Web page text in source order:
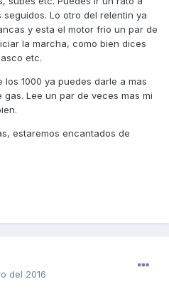
Lo otro del relentin ya
y esta el motor frio un par de
la marcha, como bien dices
etc.
1000 ya puedes darle a mas
Lee un par de veces mas mi
estaremos encantados de
del 2016